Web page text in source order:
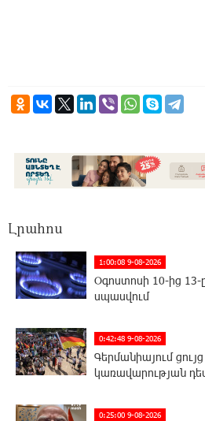
Լրահոս
1:00:08 9-08-2026
Օգոստոսի 10-ից
սպասվում
0:42:48 9-08-2026
Գերմանիայում
կառավարության
0:25:00 9-08-2026